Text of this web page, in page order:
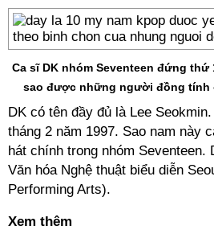
Ca sĩ DK nhóm Seventeen đứng
sao được những người đồng tính
DK có tên đầy đủ là Lee
tháng 2 năm 1997. Sao nam này
hát chính trong nhóm Seventeen.
Văn hóa Nghệ thuật biểu diễn
Performing Arts).
Xem thêm